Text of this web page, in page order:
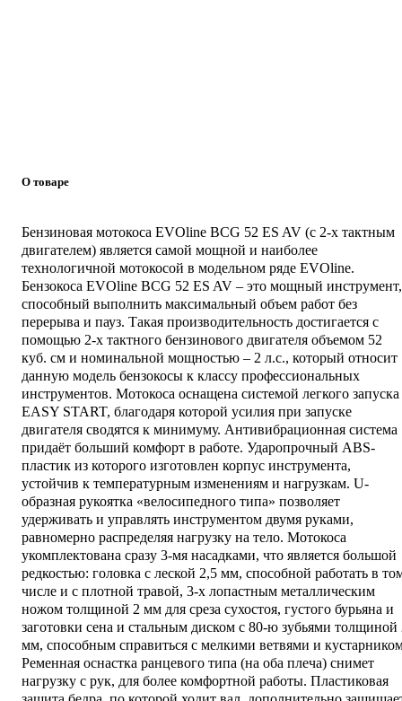
О товаре
Бензиновая мотокоса EVOline BCG 52 ES AV (с 2-х тактным
двигателем) является самой мощной и наиболее
технологичной мотокосой в модельном ряде EVOline.
Бензокоса EVOline BCG 52 ES AV – это мощный инструмент,
способный выполнить максимальный объем работ без
перерыва и пауз. Такая производительность достигается с
помощью 2-х тактного бензинового двигателя объемом 52
куб. см и номинальной мощностью – 2 л.с., который относит
данную модель бензокосы к классу профессиональных
инструментов. Мотокоса оснащена системой легкого запуска
EASY START, благодаря которой усилия при запуске
двигателя сводятся к минимуму. Антивибрационная система
придаёт больший комфорт в работе. Ударопрочный ABS-
пластик из которого изготовлен корпус инструмента,
устойчив к температурным изменениям и нагрузкам. U-
образная рукоятка «велосипедного типа» позволяет
удерживать и управлять инструментом двумя руками,
равномерно распределяя нагрузку на тело. Мотокоса
укомплектована сразу 3-мя насадками, что является большой
редкостью: головка с леской 2,5 мм, способной работать в
числе и с плотной травой, 3-х лопастным металлическим
ножом толщиной 2 мм для среза сухостоя, густого бурьяна и
заготовки сена и стальным диском с 80-ю зубьями толщиной
мм, способным справиться с мелкими ветвями и
Ременная оснастка ранцевого типа (на оба плеча) снимет
нагрузку с рук, для более комфортной работы. Пластиковая